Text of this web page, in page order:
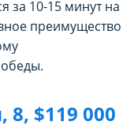
за 10-15 минут на
преимущество
$119 000